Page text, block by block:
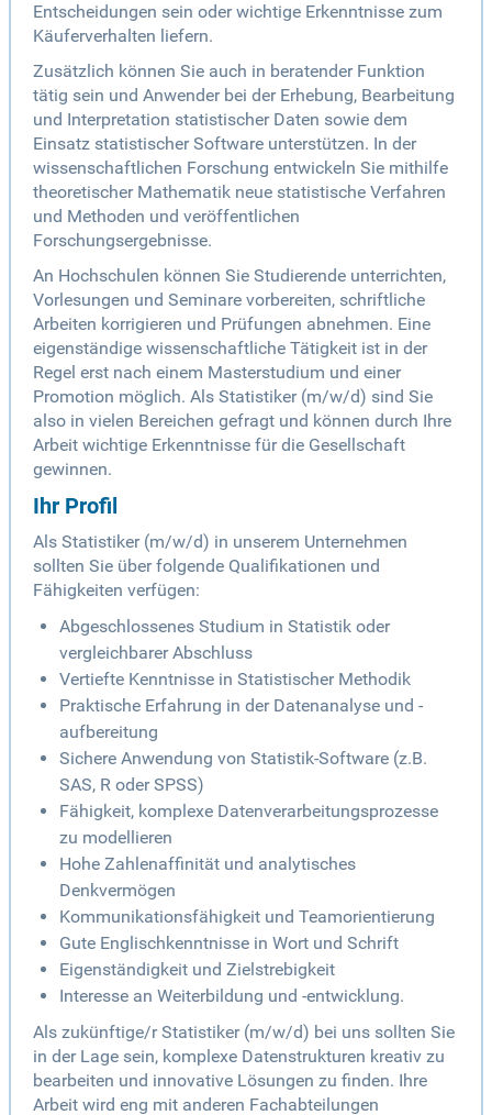
Entscheidungen sein oder wichtige Erkenntnisse zum
Käuferverhalten liefern.
Zusätzlich können Sie auch in beratender Funktion
tätig sein und Anwender bei der Erhebung, Bearbeitung
und Interpretation statistischer Daten sowie dem
Einsatz statistischer Software unterstützen. In der
wissenschaftlichen Forschung entwickeln Sie mithilfe
theoretischer Mathematik neue statistische Verfahren
und Methoden und veröffentlichen
Forschungsergebnisse.
An Hochschulen können Sie Studierende unterrichten,
Vorlesungen und Seminare vorbereiten, schriftliche
Arbeiten korrigieren und Prüfungen abnehmen. Eine
eigenständige wissenschaftliche Tätigkeit ist in der
Regel erst nach einem Masterstudium und einer
Promotion möglich. Als Statistiker (m/w/d) sind Sie
also in vielen Bereichen gefragt und können durch Ihre
Arbeit wichtige Erkenntnisse für die Gesellschaft
gewinnen.
Ihr Profil
Als Statistiker (m/w/d) in unserem Unternehmen
sollten Sie über folgende Qualifikationen und
Fähigkeiten verfügen:
Abgeschlossenes Studium in Statistik oder
vergleichbarer Abschluss
Vertiefte Kenntnisse in Statistischer Methodik
Praktische Erfahrung in der Datenanalyse und -
aufbereitung
Sichere Anwendung von Statistik-Software (z.B.
SAS, R oder SPSS)
Fähigkeit, komplexe Datenverarbeitungsprozesse
zu modellieren
Hohe Zahlenaffinität und analytisches
Denkvermögen
Kommunikationsfähigkeit und Teamorientierung
Gute Englischkenntnisse in Wort und Schrift
Eigenständigkeit und Zielstrebigkeit
Interesse an Weiterbildung und -entwicklung.
Als zukünftige/r Statistiker (m/w/d) bei uns sollten Sie
in der Lage sein, komplexe Datenstrukturen kreativ zu
bearbeiten und innovative Lösungen zu finden. Ihre
Arbeit wird eng mit anderen Fachabteilungen